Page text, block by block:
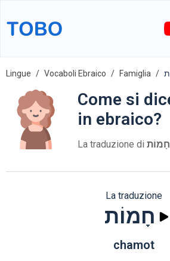
Lingue Vocaboli Ebraico Famiglia
Come si
in ebraico?
La traduzione di חָמוֹת
La traduzione
חָמוֹת
chamot